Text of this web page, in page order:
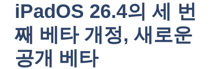
iPadOS 26.4의 세 번
째 베타 개정, 새로운
공개 베타